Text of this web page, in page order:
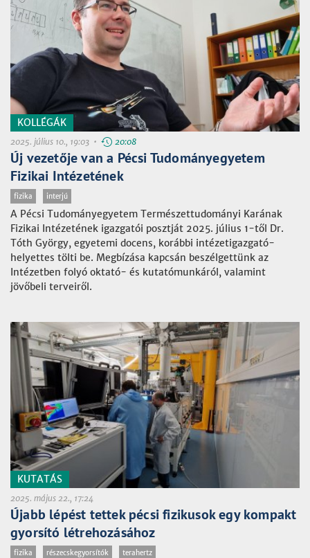
KOLLÉGÁK
2025. július 10., 19:03 • 20:08
Új vezetője van a Pécsi Tudományegyetem
Fizikai Intézetének
fizika interjú
A Pécsi Tudományegyetem Természettudományi Karának
Fizikai Intézetének igazgatói posztját 2025. július 1-től Dr.
Tóth György, egyetemi docens, korábbi intézetigazgató-
helyettes tölti be. Megbízása kapcsán beszélgettünk az
Intézetben folyó oktató- és kutatómunkáról, valamint
jövőbeli terveiről.
KUTATÁS
2025. május 22., 17:24
Újabb lépést tettek pécsi fizikusok egy kompakt
gyorsító létrehozásához
fizika részecskegyorsítók terahertz